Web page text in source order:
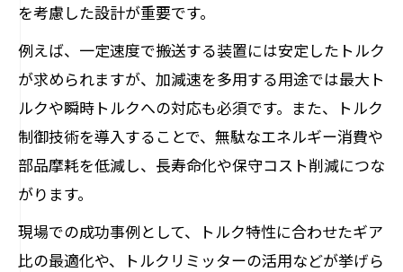
を考慮した設計が重要です。
例えば、一定速度で搬送する装置には安定したトルク
が求められますが、加減速を多用する用途では最大ト
ルクや瞬時トルクへの対応も必須です。また、トルク
制御技術を導入することで、無駄なエネルギー消費や
部品摩耗を低減し、長寿命化や保守コスト削減につな
がります。
現場での成功事例として、トルク特性に合わせたギア
比の最適化や、トルクリミッターの活用などが挙げら